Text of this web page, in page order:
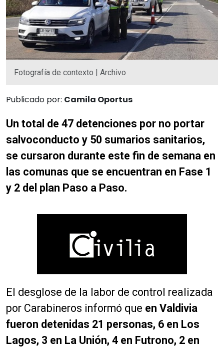
Fotografía de contexto | Archivo
Publicado por: Camila Oportus
Un total de 47 detenciones por no portar
salvoconducto y 50 sumarios sanitarios,
se cursaron durante este fin de semana en
las comunas que se encuentran en Fase 1
y 2 del plan Paso a Paso.
El desglose de la labor de control realizada
por Carabineros informó que en Valdivia
fueron detenidas 21 personas, 6 en Los
Lagos, 3 en La Unión, 4 en Futrono, 2 en